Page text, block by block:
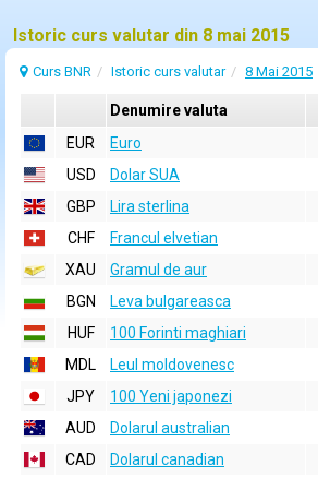
Istoric curs valutar din 8 mai 2015
Curs BNR Istoric curs valutar 8 Mai 2015
Denumire valuta
EUR
Euro
USD
Dolar SUA
GBP
Lira sterlina
CHF
Francul elvetian
XAU
Gramul de aur
BGN
Leva bulgareasca
HUF
100 Forinti maghiari
MDL
Leul moldovenesc
JPY
100 Yeni japonezi
AUD
Dolarul australian
CAD
Dolarul canadian